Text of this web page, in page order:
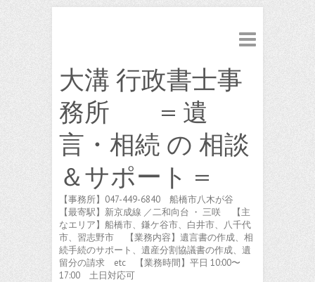
大溝 行政書士事
務所 = 遺
言・相続 の 相談
＆サポート =
【事務所】047-449-6840 船橋市八木が谷
【最寄駅】新京成線 ／二和向台 ・ 三咲 【主
なエリア】船橋市、鎌ケ谷市、白井市、八千代
市、習志野市 【業務内容】遺言書の作成、相
続手続のサポート、遺産分割協議書の作成、遺
留分の請求 etc 【業務時間】平日 10:00〜
17:00 土日対応可